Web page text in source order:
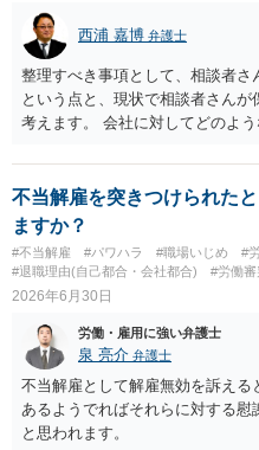
西浦 嘉博 弁護士
整理すべき事項として、相談者
という点と、現状で相談者さん
考えます。 会社に対してどのよ
事務所での相談を検討いただけ
さい。
不当解雇を突きつけられた
ますか？
#不当解雇 #パワハラ #職場いじめ
#
#退職理由(自己都合・会社都合)
#労働審
2026年6月30日
労働・雇用に強い弁護士
泉 亮介 弁護士
不当解雇として解雇無効を訴え
あるようでればそれらに対する
と思われます。